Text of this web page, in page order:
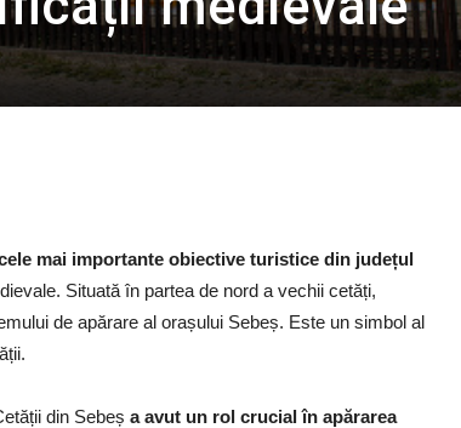
mai importante obiective turistice din județul
Situată în partea de nord a vechii cetăți,
de apărare al orașului Sebeș. Este un simbol al
din Sebeș a avut un rol crucial în apărarea